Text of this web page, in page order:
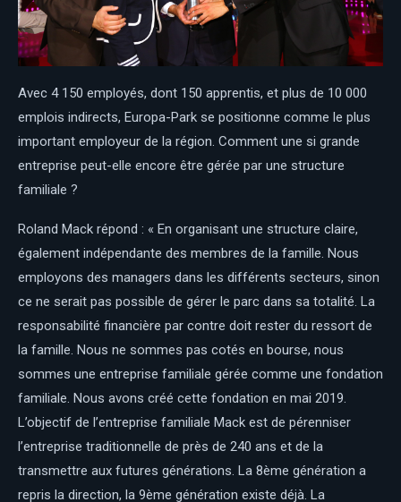
Avec 4 150 employés, dont 150 apprentis, et plus de 10 000
emplois indirects, Europa-Park se positionne comme le plus
important employeur de la région. Comment une si grande
entreprise peut-elle encore être gérée par une structure
familiale ?
Roland Mack répond : « En organisant une structure claire,
également indépendante des membres de la famille. Nous
employons des managers dans les différents secteurs, sinon
ce ne serait pas possible de gérer le parc dans sa totalité. La
responsabilité financière par contre doit rester du ressort de
la famille. Nous ne sommes pas cotés en bourse, nous
sommes une entreprise familiale gérée comme une fondation
familiale. Nous avons créé cette fondation en mai 2019.
L’objectif de l’entreprise familiale Mack est de pérenniser
l’entreprise traditionnelle de près de 240 ans et de la
transmettre aux futures générations. La 8ème génération a
repris la direction, la 9ème génération existe déjà. La